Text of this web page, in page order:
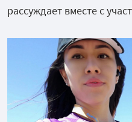
рассуждает вместе с